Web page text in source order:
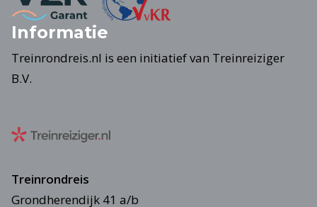
Informatie
Treinrondreis.nl is een initiatief van Treinreiziger
B.V.
Treinrondreis
Grondherendijk 41 a/b